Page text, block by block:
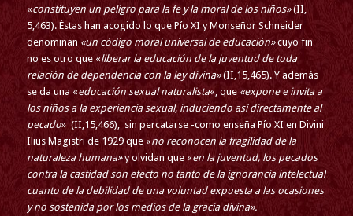
«constituyen un peligro para la fe y la moral de los niños»(II,
5,463). Éstas han acogido lo que Pío XI y Monseñor Schneider
denominan «un código moral universal de educación»cuyo fin
no es otro que «liberar la educación de la juventud de toda
relación de dependencia con la ley divina»(II,15,465). Y además
se da una «educación sexual naturalista«, que «expone e invita a
los niños a la experiencia sexual, induciendo así directamente al
pecado» (II,15,466), sin percatarse -como enseña Pío XI en Divini
Ilius Magistri de 1929 que «no reconocen la fragilidad de la
naturaleza humana»y olvidan que «en la juventud, los pecados
contra la castidad son efecto no tanto de la ignorancia intelectual
cuanto de la debilidad de una voluntad expuesta a las ocasiones
y no sostenida por los medios de la gracia divina».